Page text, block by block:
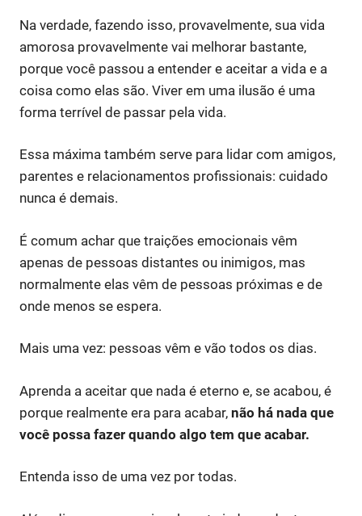
Na verdade, fazendo isso, provavelmente, sua vida
amorosa provavelmente vai melhorar bastante,
porque você passou a entender e aceitar a vida e a
coisa como elas são. Viver em uma ilusão é uma
forma terrível de passar pela vida.
Essa máxima também serve para lidar com amigos,
parentes e relacionamentos profissionais: cuidado
nunca é demais.
É comum achar que traições emocionais vêm
apenas de pessoas distantes ou inimigos, mas
normalmente elas vêm de pessoas próximas e de
onde menos se espera.
Mais uma vez: pessoas vêm e vão todos os dias.
Aprenda a aceitar que nada é eterno e, se acabou, é
porque realmente era para acabar, não há nada que
você possa fazer quando algo tem que acabar.
Entenda isso de uma vez por todas.